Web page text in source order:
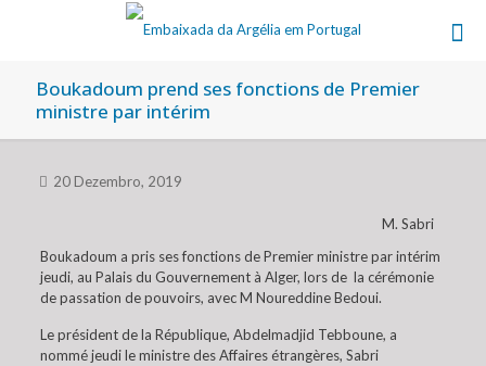
Boukadoum prend ses fonctions de Premier
ministre par intérim
20 Dezembro, 2019
M. Sabri
Boukadoum a pris ses fonctions de Premier ministre par intérim
jeudi, au Palais du Gouvernement à Alger, lors de la cérémonie
de passation de pouvoirs, avec M Noureddine Bedoui.
Le président de la République, Abdelmadjid Tebboune, a
nommé jeudi le ministre des Affaires étrangères, Sabri